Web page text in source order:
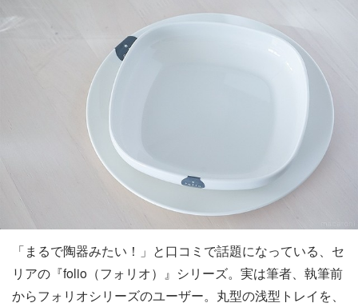
「まるで陶器みたい！」と口コミで話題になっている、セ
リアの『folio（フォリオ）』シリーズ。実は筆者、執筆前
からフォリオシリーズのユーザー。丸型の浅型トレイを、